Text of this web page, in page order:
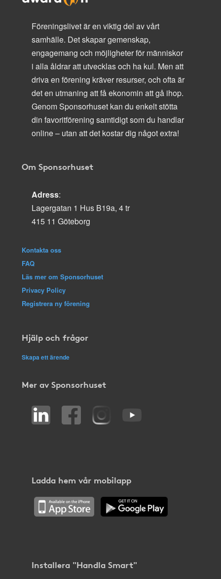
Föreningslivet är en viktig del av vårt
samhälle. Det skapar gemenskap,
engagemang och möjligheter för människor
i alla åldrar att utvecklas och ha kul. Men att
driva en förening kräver resurser, och ofta är
det en utmaning att få ekonomin att gå ihop.
Genom Sponsorhuset kan du enkelt stötta
din favoritförening samtidigt som du handlar
online – utan att det kostar dig något extra!
Om Sponsorhuset
Adress:
Lagergatan 1 Hus B19a, 4 tr
415 11 Göteborg
Kontakta oss
FAQ
Läs mer om Sponsorhuset
Privacy Policy
Registrera ny förening
Hjälp och frågor
Skapa ett ärende
Mer av Sponsorhuset
Ladda hem vår mobilapp
Installera "Handla Smart"